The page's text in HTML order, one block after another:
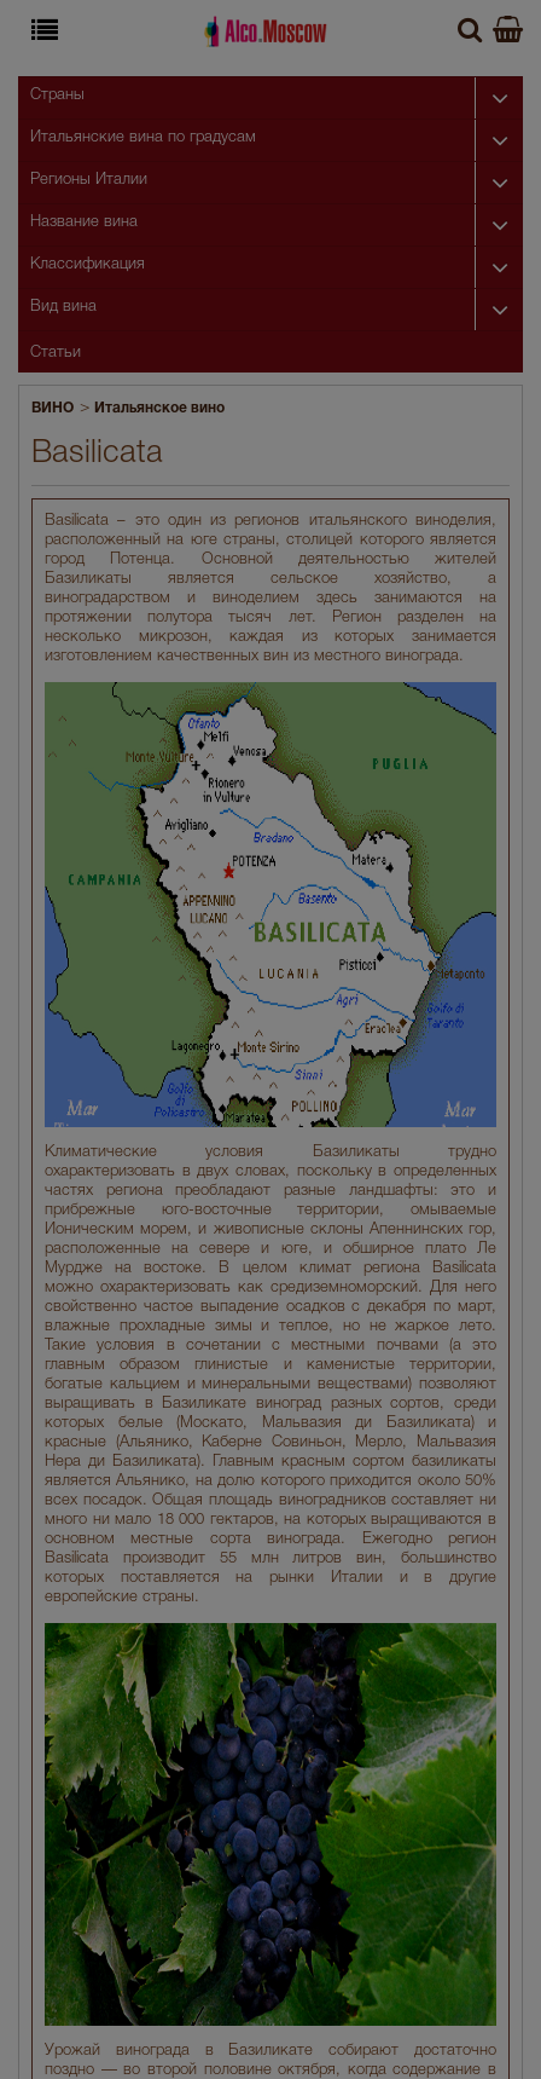
ВИНО > Итальянское вино
Basilicata
Basilicata – это один из регионов итальянского виноделия,
расположенный на юге страны, столицей которого является
город Потенца. Основной деятельностью жителей
Базиликаты является сельское хозяйство, а
виноградарством и виноделием здесь занимаются на
протяжении полутора тысяч лет. Регион разделен на
несколько микрозон, каждая из которых занимается
изготовлением качественных вин из местного винограда.
Климатические условия Базиликаты трудно
охарактеризовать в двух словах, поскольку в определенных
частях региона преобладают разные ландшафты: это и
прибрежные юго-восточные территории, омываемые
Ионическим морем, и живописные склоны Апеннинских гор,
расположенные на севере и юге, и обширное плато Ле
Мурдже на востоке. В целом климат региона Basilicata
можно охарактеризовать как средиземноморский. Для него
свойственно частое выпадение осадков с декабря по март,
влажные прохладные зимы и теплое, но не жаркое лето.
Такие условия в сочетании с местными почвами (а это
главным образом глинистые и каменистые территории,
богатые кальцием и минеральными веществами) позволяют
выращивать в Базиликате виноград разных сортов, среди
которых белые (Москато, Мальвазия ди Базиликата) и
красные (Альянико, Каберне Совиньон, Мерло, Мальвазия
Нера ди Базиликата). Главным красным сортом базиликаты
является Альянико, на долю которого приходится около 50%
всех посадок. Общая площадь виноградников составляет ни
много ни мало 18 000 гектаров, на которых выращиваются в
основном местные сорта винограда. Ежегодно регион
Basilicata производит 55 млн литров вин, большинство
которых поставляется на рынки Италии и в другие
европейские страны.
Урожай винограда в Базиликате собирают достаточно
поздно — во второй половине октября, когда содержание в
Страны
Итальянские вина по градусам
Регионы Италии
Название вина
Классификация
Вид вина
Статьи